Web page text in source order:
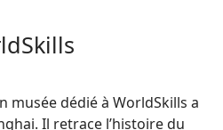
musée dédié à WorldSkills a
Il retrace l’histoire du